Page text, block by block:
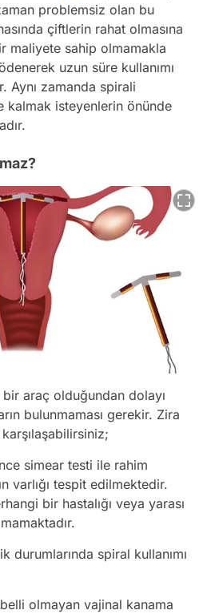
problemsiz olan bu
çiftlerin rahat olmasına
maliyete sahip olmamakla
uzun süre kullanımı
Aynı zamanda spirali
kalmak isteyenlerin önünde
araç olduğundan dolayı
bulunmaması gerekir. Zira
simear testi ile rahim
varlığı tespit edilmektedir.
bir hastalığı veya yarası
durumlarında spiral kullanımı
olmayan vajinal kanama